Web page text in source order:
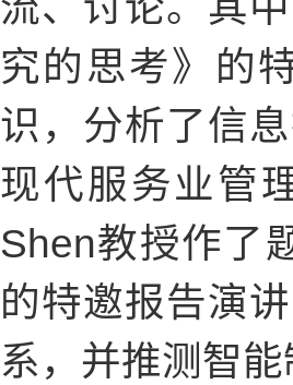
究的思考》的
识，分析了信
现代服务业管
Shen教授作了
的特邀报告演
系，并推测智